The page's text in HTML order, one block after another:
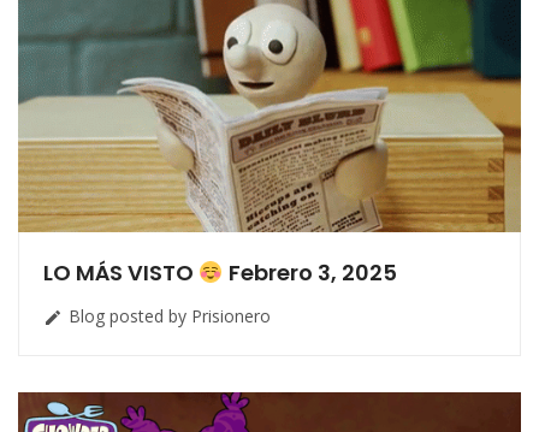
LO MÁS VISTO Febrero 3, 2025
 Blog posted by Prisionero